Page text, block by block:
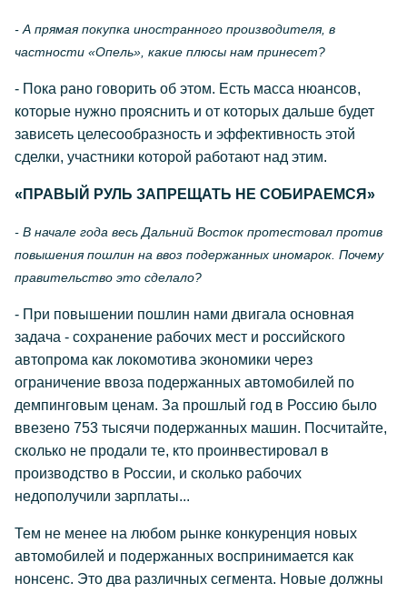
- А прямая покупка иностранного производителя, в
частности «Опель», какие плюсы нам принесет?
- Пока рано говорить об этом. Есть масса нюансов,
которые нужно прояснить и от которых дальше будет
зависеть целесообразность и эффективность этой
сделки, участники которой работают над этим.
«ПРАВЫЙ РУЛЬ ЗАПРЕЩАТЬ НЕ СОБИРАЕМСЯ»
- В начале года весь Дальний Восток протестовал против
повышения пошлин на ввоз подержанных иномарок. Почему
правительство это сделало?
- При повышении пошлин нами двигала основная
задача - сохранение рабочих мест и российского
автопрома как локомотива экономики через
ограничение ввоза подержанных автомобилей по
демпинговым ценам. За прошлый год в Россию было
ввезено 753 тысячи подержанных машин. Посчитайте,
сколько не продали те, кто проинвестировал в
производство в России, и сколько рабочих
недополучили зарплаты...
Тем не менее на любом рынке конкуренция новых
автомобилей и подержанных воспринимается как
нонсенс. Это два различных сегмента. Новые должны